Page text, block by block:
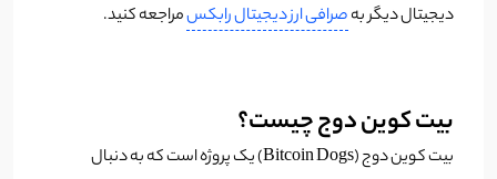
دیجیتال دیگر بهصرافی ارز دیجیتال رابکسمراجعه کنید.
بیت کوین دوج چیست؟
بیت کوین دوج (Bitcoin Dogs) یک پروژه است که به دنبال